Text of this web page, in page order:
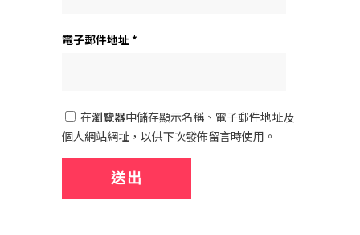
電子郵件地址 *
在瀏覽器中儲存顯示名稱、電子郵件地址及
個人網站網址，以供下次發佈留言時使用。